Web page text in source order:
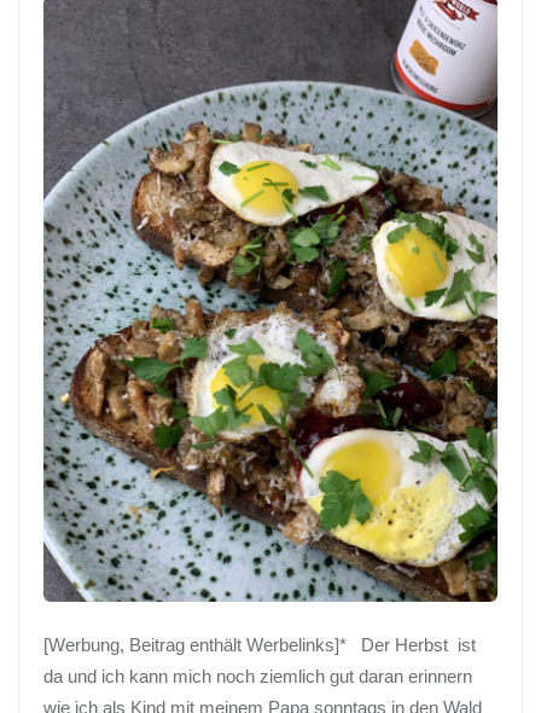
[Werbung, Beitrag enthält Werbelinks]* Der Herbst ist
da und ich kann mich noch ziemlich gut daran erinnern
wie ich als Kind mit meinem Papa sonntags in den Wald